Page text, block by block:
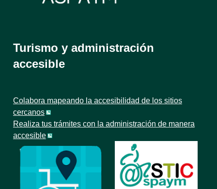
Turismo y administración
accesible
Colabora mapeando la accesibilidad de los sitios
cercanos
Realiza tus trámites con la administración de manera
accesible